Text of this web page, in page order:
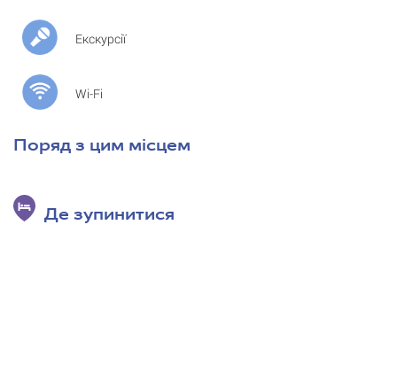
Екскурсії
Wi-Fi
Поряд з цим місцем
Де зупинитися